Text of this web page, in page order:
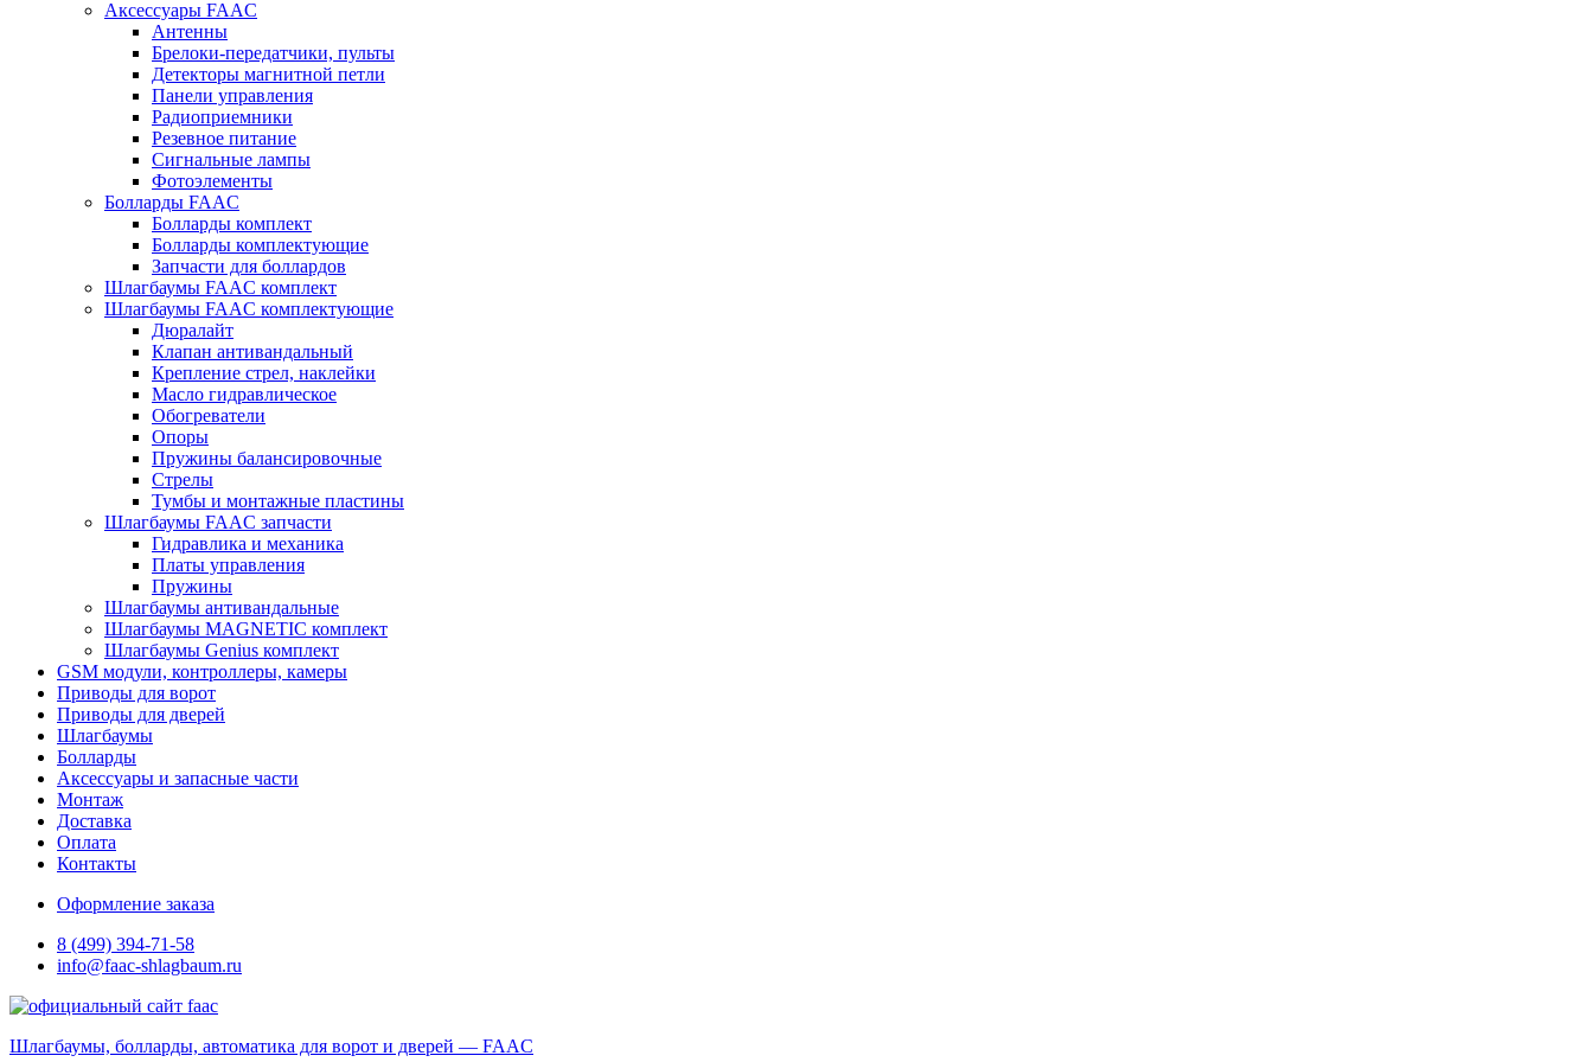
Аксессуары FAAC
Антенны
Брелоки-передатчики, пульты
Детекторы магнитной петли
Панели управления
Радиоприемники
Резевное питание
Сигнальные лампы
Фотоэлементы
Болларды FAAC
Болларды комплект
Болларды комплектующие
Запчасти для боллардов
Шлагбаумы FAAC комплект
Шлагбаумы FAAC комплектующие
Дюралайт
Клапан антивандальный
Крепление стрел, наклейки
Масло гидравлическое
Обогреватели
Опоры
Пружины балансировочные
Стрелы
Тумбы и монтажные пластины
Шлагбаумы FAAC запчасти
Гидравлика и механика
Платы управления
Пружины
Шлагбаумы антивандальные
Шлагбаумы MAGNETIC комплект
Шлагбаумы Genius комплект
GSM модули, контроллеры, камеры
Приводы для ворот
Приводы для дверей
Шлагбаумы
Болларды
Аксессуары и запасные части
Монтаж
Доставка
Оплата
Контакты
Оформление заказа
8 (499) 394-71-58
info@faac-shlagbaum.ru
Шлагбаумы, болларды, автоматика для ворот и дверей — FAAC